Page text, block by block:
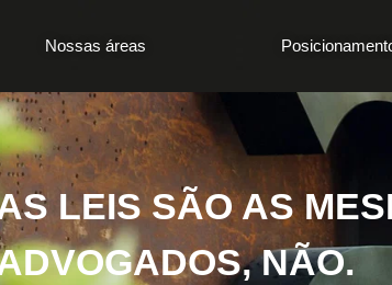
Nossas áreas
LEIS SÃO AS
NÃO.